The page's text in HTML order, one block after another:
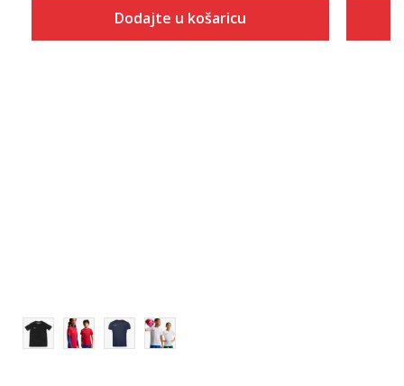
Dodajte u košaricu